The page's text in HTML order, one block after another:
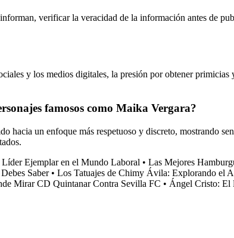
verificar la veracidad de la información antes de
y los medios digitales, la presión por obtener
famosos como Maika Vergara?
hacia un enfoque más respetuoso y discreto, mostrando
Ejemplar en el Mundo Laboral • Las Mejores
Saber• Los Tatuajes de Chimy Ávila: Explorando el
Mirar CD Quintanar Contra Sevilla FC • Ángel Cristo: El